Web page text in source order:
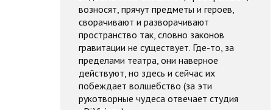
возносят, прячут предметы и героев,
сворачивают и разворачивают
пространство так, словно законов
гравитации не существует. Где-то, за
пределами театра, они наверное
действуют, но здесь и сейчас их
побеждает волшебство (за эти
рукотворные чудеса отвечает студия